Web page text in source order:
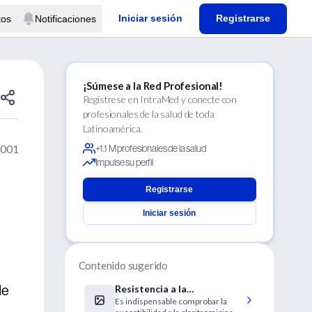
Notificaciones Iniciar sesión Registrarse
¡Súmese a la Red Profesional!
Regístrese en IntraMed y conecte con
profesionales de la salud de toda
Latinoamérica.
+1.1 M profesionales de la salud
Impulse su perfil
Registrarse
Iniciar sesión
Contenido sugerido
Resistencia a la
claritromicina y
Es indispensable comprobar la